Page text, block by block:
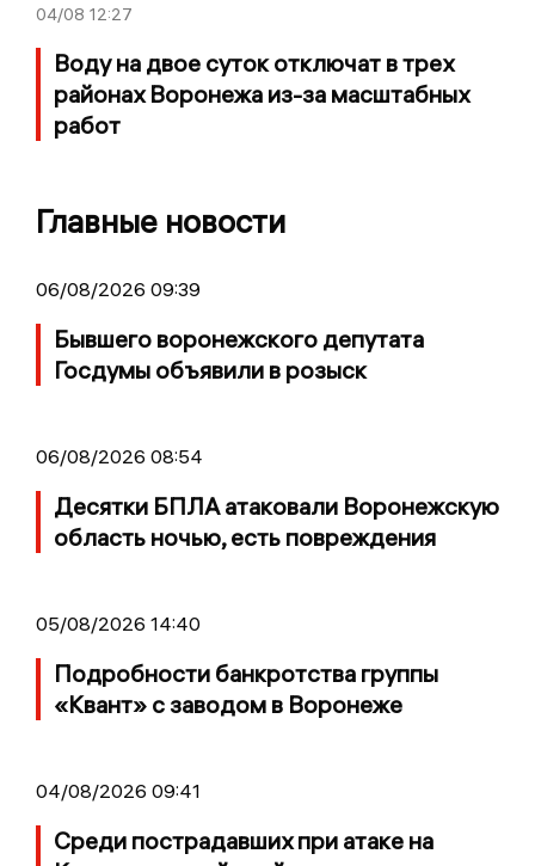
04/08 12:27
Воду на двое суток отключат в трех
районах Воронежа из-за масштабных
работ
Главные новости
06/08/2026 09:39
Бывшего воронежского депутата
Госдумы объявили в розыск
06/08/2026 08:54
Десятки БПЛА атаковали Воронежскую
область ночью, есть повреждения
05/08/2026 14:40
Подробности банкротства группы
«Квант» с заводом в Воронеже
04/08/2026 09:41
Среди пострадавших при атаке на